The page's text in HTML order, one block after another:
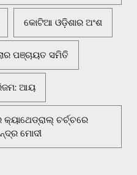
କୋଟିଆ ଓଡ଼ିଶାର ଅଂଶ
ପଞ୍ଚାୟତ ସମିତି
ଆୟ
ଚର୍ଚ୍ଚରେ
ମୋଦୀ